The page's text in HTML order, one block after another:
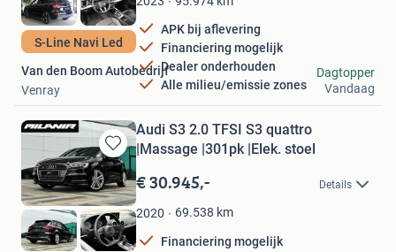
S-Line Navi Led
APK bij aflevering
Financiering mogelijk
Dealer onderhouden
Alle milieu/emissie zones
Van den Boom Autobedrijf
Venray
Dagtopper
Vandaag
Bewaren
in
Mijn
Favorieten
Audi S3 2.0 TFSI S3 quattro
|Massage |301pk |Elek. stoel
€ 30.945,- Details
2020 69.538 km
Financiering mogelijk